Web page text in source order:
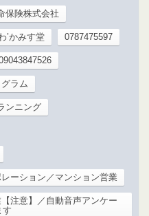
保険株式会社
’かみす堂 0787475597
ラム
ンニング
ーション／マンション営業
注意】／自動音声アンケー
す